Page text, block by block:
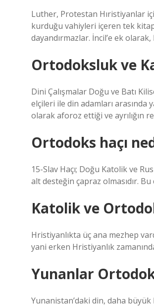
Luther, Protestan Hıristiyanlar
kurduğu vahiyleri içeren tek
dayandırmazlar. İncil’e ek
Ortodoksluk ve
Dini Çalışmalar Doğu ve Batı
elçileri ile din adamları arasında
olarak aforoz ettiği ve ayrılığın
Ortodoks haçı
15-Slav Haçı; Doğu Katolik ve
alt desteğin çapraz olmasıdır. Bu
Katolik ve
Hristiyanlıkta üç ana mezhep
yani erken Hristiyanlık
Yunanlar
Yunanistan’daki din, daha